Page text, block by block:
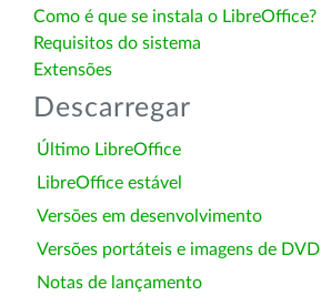
Como é que se instala o LibreOffice?
Requisitos do sistema
Extensões
Descarregar
Último LibreOffice
LibreOffice estável
Versões em desenvolvimento
Versões portáteis e imagens de DVD
Notas de lançamento